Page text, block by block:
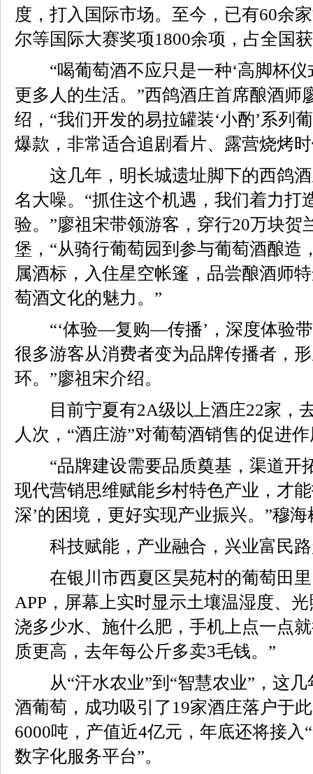
度，打入国际市场。至今，已有60余
尔等国际大赛奖项1800余项，占全国
“喝葡萄酒不应只是一种‘高脚杯仪
更多人的生活。”西鸽酒庄首席酿酒师
绍，“我们开发的易拉罐装‘小酌’系列
爆款，非常适合追剧看片、露营烧烤
这几年，明长城遗址脚下的西鸽酒
名大噪。“抓住这个机遇，我们着力打
验。”廖祖宋带领游客，穿行20万块贺
堡，“从骑行葡萄园到参与葡萄酒酿造
属酒标，入住星空帐篷，品尝酿酒师
萄酒文化的魅力。”
“‘体验—复购—传播’，深度体验带
很多游客从消费者变为品牌传播者，
环。”廖祖宋介绍。
目前宁夏有2A级以上酒庄22家，
人次，“酒庄游”对葡萄酒销售的促进
“品牌建设需要品质奠基，渠道开
现代营销思维赋能乡村特色产业，才
深’的困境，更好实现产业振兴。”穆海
科技赋能，产业融合，兴业富民路
在银川市西夏区昊苑村的葡萄田里
APP，屏幕上实时显示土壤温湿度、
浇多少水、施什么肥，手机上点一点
质更高，去年每公斤多卖3毛钱。”
从“汗水农业”到“智慧农业”，这几
酒葡萄，成功吸引了19家酒庄落户于
6000吨，产值近4亿元，年底还将接入
数字化服务平台”。